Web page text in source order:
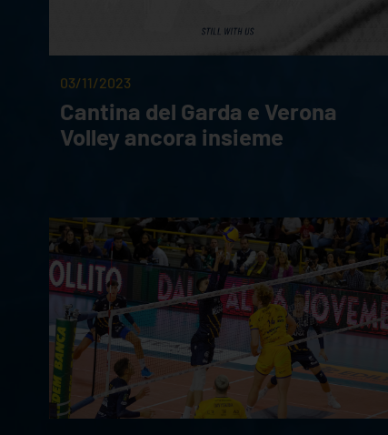
03/11/2023
Cantina del Garda e Verona
Volley ancora insieme